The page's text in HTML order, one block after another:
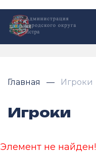
Главная Игроки
Игроки
Элемент не найден!